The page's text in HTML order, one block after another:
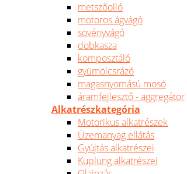
metszőolló
motoros ágvágó
sövényvágó
dobkasza
komposztáló
gyümölcsrázó
magasnyomású mosó
áramfejlesztő - aggregátor
Alkatrészkategória
Motorikus alkatrészek
Üzemanyag ellátás
Gyújtás alkatrészei
Kuplung alkatrészei